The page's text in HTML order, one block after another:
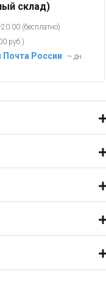
склад)
(бесплатно)
руб.)
Почта России
~ дн.